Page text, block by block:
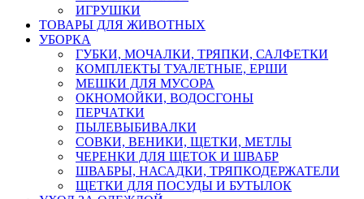
ИГРУШКИ
ТОВАРЫ ДЛЯ ЖИВОТНЫХ
УБОРКА
ГУБКИ, МОЧАЛКИ, ТРЯПКИ, САЛФЕТКИ
КОМПЛЕКТЫ ТУАЛЕТНЫЕ, ЕРШИ
МЕШКИ ДЛЯ МУСОРА
ОКНОМОЙКИ, ВОДОСГОНЫ
ПЕРЧАТКИ
ПЫЛЕВЫБИВАЛКИ
СОВКИ, ВЕНИКИ, ЩЕТКИ, МЕТЛЫ
ЧЕРЕНКИ ДЛЯ ЩЕТОК И ШВАБР
ШВАБРЫ, НАСАДКИ, ТРЯПКОДЕРЖАТЕЛИ
ЩЕТКИ ДЛЯ ПОСУДЫ И БУТЫЛОК